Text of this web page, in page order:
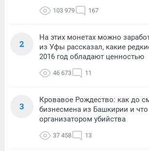
103 979 167
2
На этих монетах можно
из Уфы рассказал, какие
2016 год обладают ценностью
46 673 11
3
Кровавое Рождество: как до
бизнесмена из Башкирии и что
организатором убийства
37 458 13